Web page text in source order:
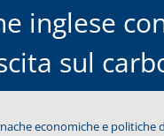
inglese
sul
economiche e politiche